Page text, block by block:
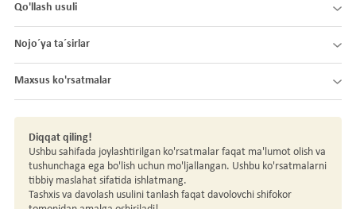
Qo'llash usuli
Nojo´ya ta´sirlar
Maxsus ko'rsatmalar
Diqqat qiling!
Ushbu sahifada joylashtirilgan ko'rsatmalar faqat ma'lumot olish va
tushunchaga ega bo'lish uchun mo'ljallangan. Ushbu ko'rsatmalarni
tibbiy maslahat sifatida ishlatmang.
Tashxis va davolash usulini tanlash faqat davolovchi shifokor